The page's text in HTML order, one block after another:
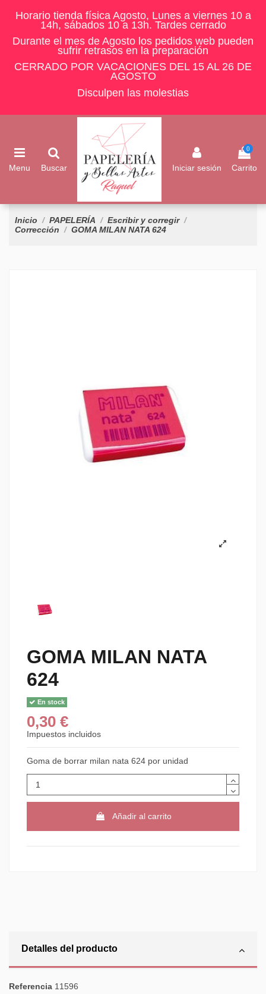
Horario tienda física Agosto, Lunes a viernes 10 a
14h, sábados 10 a 13h. Tardes cerrado
Durante el mes de Agosto los pedidos web pueden
sufrir retrasos en la preparación
CERRADO POR VACACIONES DEL 15 AL 26 DE
AGOSTO
Disculpen las molestias
Menu Buscar Iniciar sesión
0
Carrito
Inicio PAPELERÍA
Escribir y corregir
Corrección
GOMA MILAN NATA 624
GOMA MILAN NATA
624
En stock
0,30 €
Impuestos incluidos
Goma de borrar milan nata 624 por unidad
Añadir al carrito
Detalles del producto
Referencia 11596